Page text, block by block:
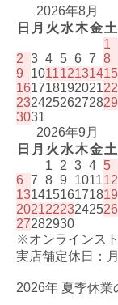
2026年8月
日 月 火 水木金土
1
2 3 4 5 6 7 8
9
101112131415
16171819202122
23242526272829
3031
2026年9月
日 月 火 水木金土
1
2 3 4 5
6 7 8 9 101112
13141516171819
20212223242526
27282930
※オンラインス
実店舗定休日：
2026年 夏季休業